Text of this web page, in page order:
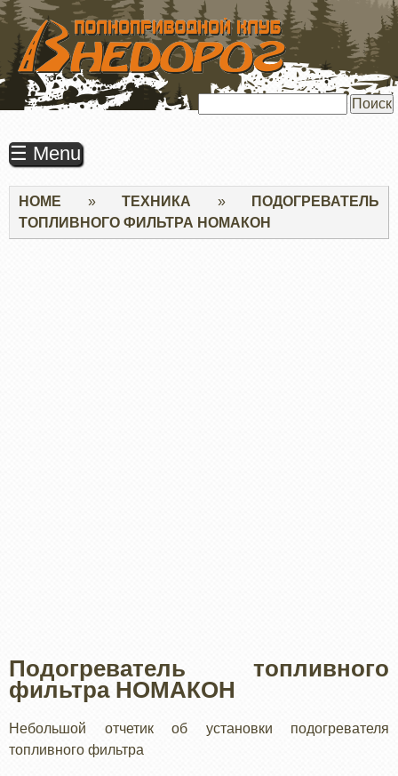
ПЕРЕЙТИ
ОСНОВНОМУ
СОДЕРЖАНИЮ
☰ Menu
Строка
навигации
HOME ТЕХНИКА
ПОДОГРЕВАТЕЛЬ
ТОПЛИВНОГО ФИЛЬТРА НОМАКОН
Подогреватель топливного
фильтра НОМАКОН
Небольшой отчетик об установки подогревателя
топливного фильтра